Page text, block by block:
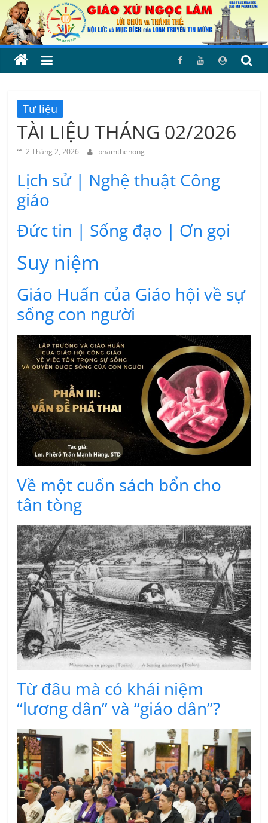
Skip
to
content
Tư liệu
TÀI LIỆU THÁNG 02/2026
2 Tháng 2, 2026 phamthehong
Lịch sử | Nghệ thuật Công
giáo
Đức tin | Sống đạo | Ơn gọi
Suy niệm
Giáo Huấn của Giáo hội về sự
sống con người
Về một cuốn sách bổn cho
tân tòng
Từ đâu mà có khái niệm
“lương dân” và “giáo dân”?